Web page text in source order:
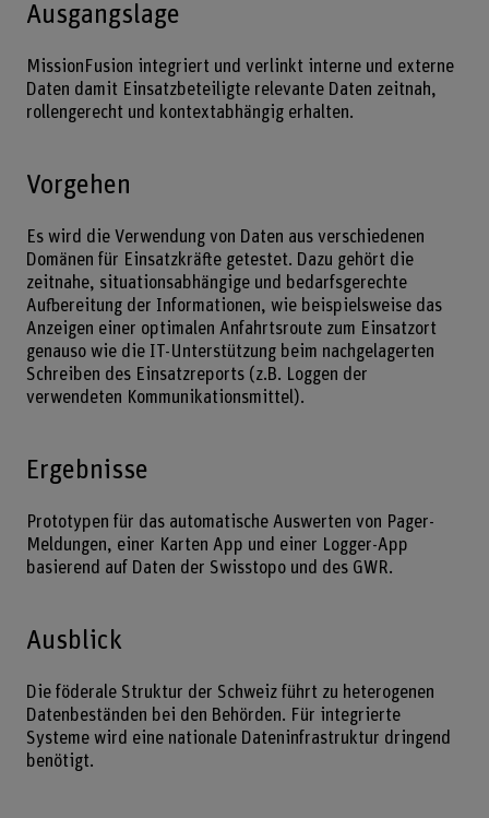
Ausgangslage
MissionFusion integriert und verlinkt interne und externe
Daten damit Einsatzbeteiligte relevante Daten zeitnah,
rollengerecht und kontextabhängig erhalten.
Vorgehen
Es wird die Verwendung von Daten aus verschiedenen
Domänen für Einsatzkräfte getestet. Dazu gehört die
zeitnahe, situationsabhängige und bedarfsgerechte
Aufbereitung der Informationen, wie beispielsweise das
Anzeigen einer optimalen Anfahrtsroute zum Einsatzort
genauso wie die IT-Unterstützung beim nachgelagerten
Schreiben des Einsatzreports (z.B. Loggen der
verwendeten Kommunikationsmittel).
Ergebnisse
Prototypen für das automatische Auswerten von Pager-
Meldungen, einer Karten App und einer Logger-App
basierend auf Daten der Swisstopo und des GWR.
Ausblick
Die föderale Struktur der Schweiz führt zu heterogenen
Datenbeständen bei den Behörden. Für integrierte
Systeme wird eine nationale Dateninfrastruktur dringend
benötigt.